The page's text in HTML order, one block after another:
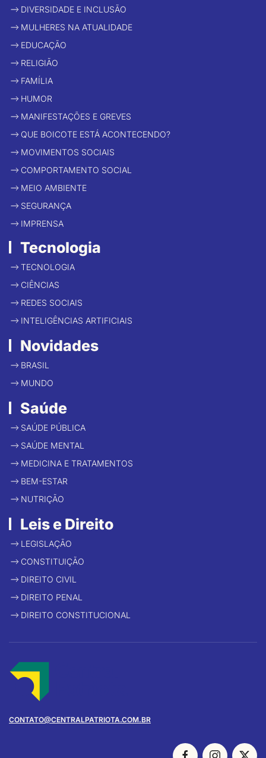
DIVERSIDADE E INCLUSÃO
MULHERES NA ATUALIDADE
EDUCAÇÃO
RELIGIÃO
FAMÍLIA
HUMOR
MANIFESTAÇÕES E GREVES
QUE BOICOTE ESTÁ ACONTECENDO?
MOVIMENTOS SOCIAIS
COMPORTAMENTO SOCIAL
MEIO AMBIENTE
SEGURANÇA
IMPRENSA
Tecnologia
TECNOLOGIA
CIÊNCIAS
REDES SOCIAIS
INTELIGÊNCIAS ARTIFICIAIS
Novidades
BRASIL
MUNDO
Saúde
SAÚDE PÚBLICA
SAÚDE MENTAL
MEDICINA E TRATAMENTOS
BEM-ESTAR
NUTRIÇÃO
Leis e Direito
LEGISLAÇÃO
CONSTITUIÇÃO
DIREITO CIVIL
DIREITO PENAL
DIREITO CONSTITUCIONAL
CONTATO@CENTRALPATRIOTA.COM.BR